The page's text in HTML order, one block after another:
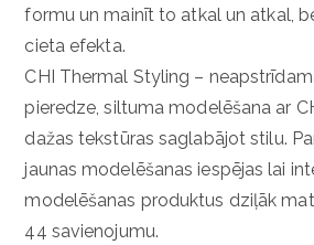
formu un mainīt to atkal un atkal,
cieta efekta.
CHI Thermal Styling –
pieredze, siltuma modelēšana ar
dažas tekstūras saglabājot stilu.
jaunas modelēšanas iespējas lai
modelēšanas produktus dziļāk
44 savienojumu.